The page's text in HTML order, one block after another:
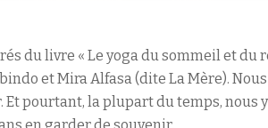
du livre « Le yoga du sommeil et du
et Mira Alfasa (dite La Mère).
Et pourtant, la plupart du temps, nous